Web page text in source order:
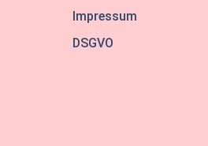
Impressum
DSGVO